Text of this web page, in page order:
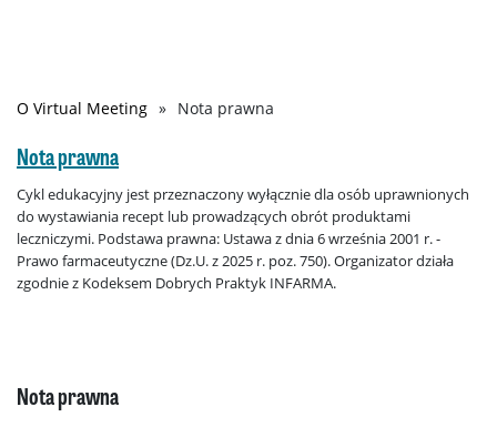
Ścieżka
nawigacyjna
O Virtual Meeting Nota prawna
Nota prawna
Cykl edukacyjny jest przeznaczony wyłącznie dla osób uprawnionych
do wystawiania recept lub prowadzących obrót produktami
leczniczymi. Podstawa prawna: Ustawa z dnia 6 września 2001 r. -
Prawo farmaceutyczne (Dz.U. z 2025 r. poz. 750). Organizator działa
zgodnie z Kodeksem Dobrych Praktyk INFARMA.
Nota prawna